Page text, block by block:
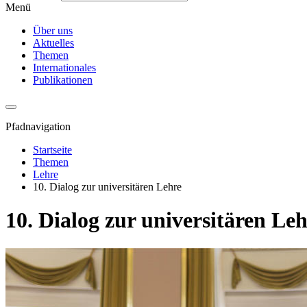
Menü
Über uns
Aktuelles
Themen
Internationales
Publikationen
Pfadnavigation
Startseite
Themen
Lehre
10. Dialog zur universitären Lehre
10. Dialog zur universitären